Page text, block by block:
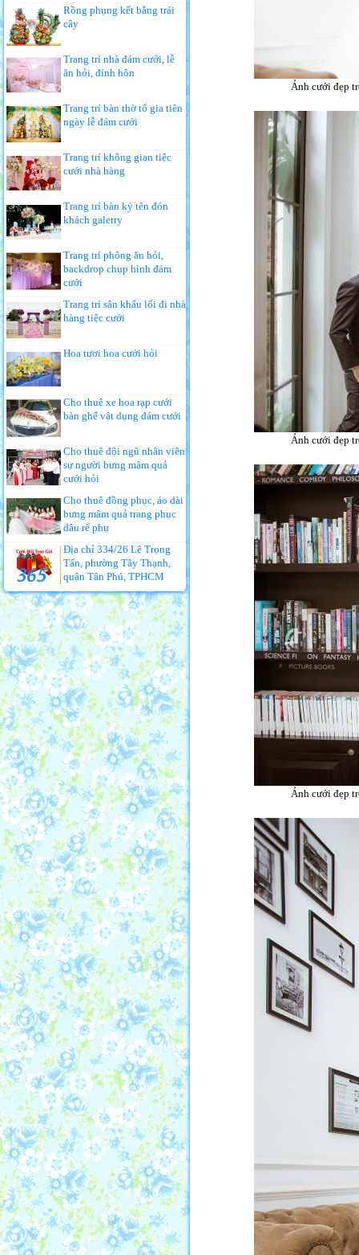
Rồng phụng kết bằng trái
cây
Trang trí nhà đám cưới, lễ
ăn hỏi, đính hôn
Trang trí bàn thờ tổ gia tiên
ngày lễ đám cưới
Trang trí không gian tiệc
cưới nhà hàng
Trang trí bàn ký tên đón
khách galerry
Trang trí phông ăn hỏi,
backdrop chụp hình đám
cưới
Trang trí sân khấu lối đi nhà
hàng tiệc cưới
Hoa tươi hoa cưới hỏi
Cho thuê xe hoa rạp cưới
bàn ghế vật dụng đám cưới
Cho thuê đội ngũ nhân viên
sự người bưng mâm quả
cưới hỏi
Cho thuê đồng phục, áo dài
bưng mâm quả trang phục
dâu rể phụ
Địa chỉ 334/26 Lê Trọng
Tấn, phường Tây Thạnh,
quận Tân Phú, TPHCM
Ảnh cưới đẹp
Ảnh cưới đẹp
Ảnh cưới đẹp